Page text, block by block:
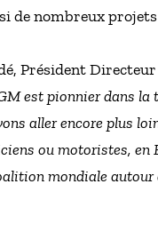
de nombreux
Président
est pionnier dans
aller encore plus
ou motoristes, en
mondiale autour